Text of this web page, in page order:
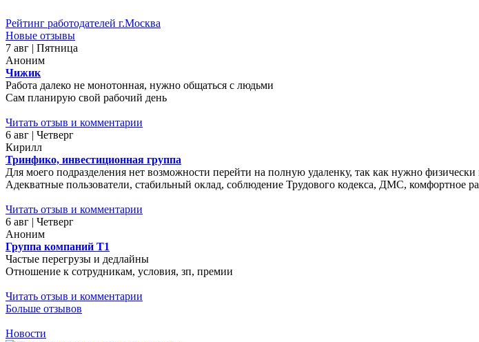
Рейтинг работодателей г.Москва
Новые отзывы
7 авг | Пятница
Аноним
Чижик
Работа далеко не монотонная, нужно общаться с людьми
Сам планирую свой рабочий день
Читать отзыв и комментарии
6 авг | Четверг
Кирилл
Тринфико, инвестиционная группа
Для моего подразделения нет возможности перейти на полную удаленку, так как нужно физически
Адекватные пользователи, стабильный оклад, соблюдение Трудового кодекса, ДМС, комфортное
Читать отзыв и комментарии
6 авг | Четверг
Аноним
Группа компаний Т1
Частые перегрузы и дедлайны
Отношение к сотрудникам, условия, зп, премии
Читать отзыв и комментарии
Больше отзывов
Новости